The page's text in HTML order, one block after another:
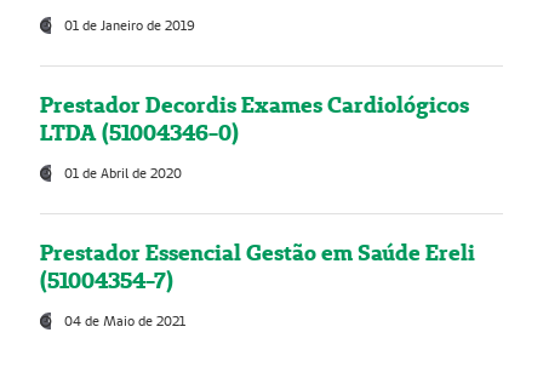
01 de Janeiro de 2019
Prestador Decordis Exames Cardiológicos
LTDA (51004346-0)
01 de Abril de 2020
Prestador Essencial Gestão em Saúde Ereli
(51004354-7)
04 de Maio de 2021